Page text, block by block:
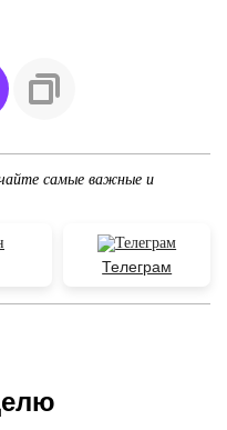
самые важные и
Телеграм